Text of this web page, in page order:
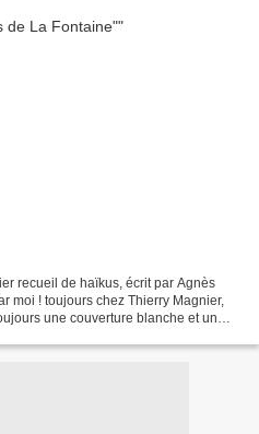
recueil de haïkus, écrit par Agnès
moi ! toujours chez Thierry Magnier,
une couverture blanche et un